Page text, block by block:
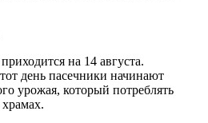
на 14 августа.
день пасечники начинают
урожая, который потреблять